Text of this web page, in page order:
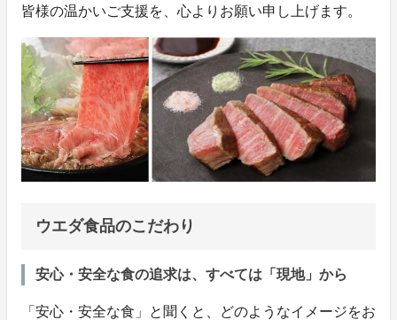
皆様の温かいご支援を、心よりお願い申し上げます。
ウエダ食品のこだわり
安心・安全な食の追求は、すべては「現地」から
「安心・安全な食」と聞くと、どのようなイメージをお